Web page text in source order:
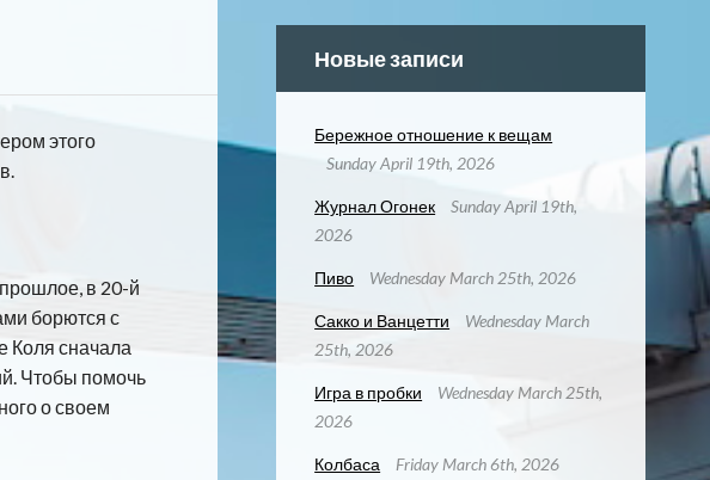
этого
в 20-й
борются с
Коля сначала
Чтобы помочь
о своем
Новые записи
Бережное отношение к вещам
Sunday April 19th, 2026
Журнал Огонек
Sunday April 19th,
2026
Пиво Wednesday March 25th, 2026
Сакко и Ванцетти
Wednesday March
25th, 2026
Игра в пробки
Wednesday March 25th,
2026
Колбаса Friday March 6th, 2026